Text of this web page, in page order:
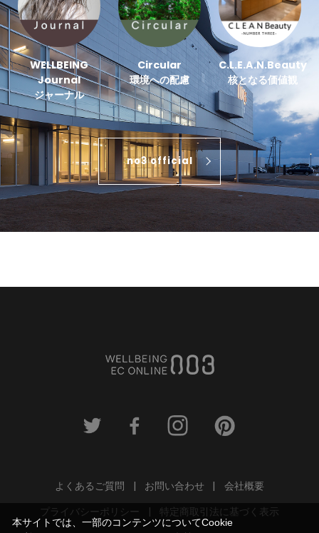
WELLBEING
Journal
ジャーナル
Circular
環境への配慮
C.L.E.A.N.Beauty
核となる価値観
no3 official
よくあるご質問 お問い合わせ
会社概要
プライバシーポリシー
特定商取引法に基づく表示
本サイトでは、一部のコンテンツについてCookie